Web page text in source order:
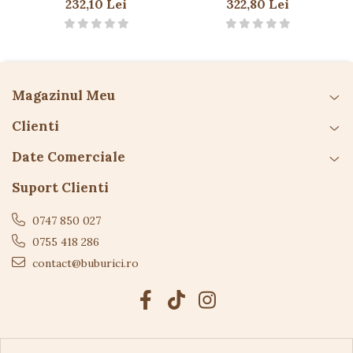
Atenționări:
Îndepărtați ambalajul înainte de oferire
232,10 Lei
peisaj
322,80 Lei
Magazinul Meu
Clienti
Date Comerciale
Suport Clienti
0747 850 027
0755 418 286
contact@buburici.ro